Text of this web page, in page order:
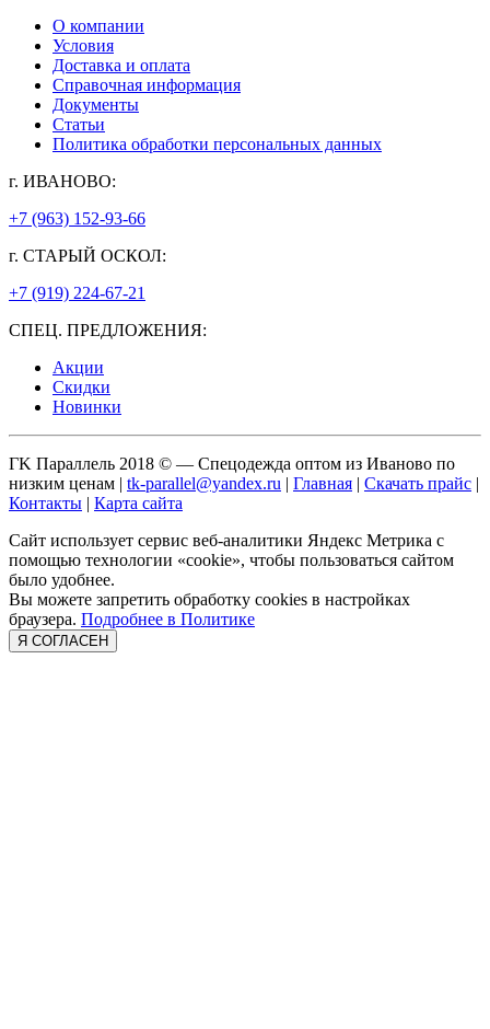
О компании
Условия
Доставка и оплата
Справочная информация
Документы
Статьи
Политика обработки персональных данных
г. ИВАНОВО:
+7 (963) 152-93-66
г. СТАРЫЙ ОСКОЛ:
+7 (919) 224-67-21
СПЕЦ. ПРЕДЛОЖЕНИЯ:
Акции
Скидки
Новинки
ГK Параллель 2018 © — Спецодежда оптом из Иваново по
низким ценам | tk-parallel@yandex.ru | Главная | Скачать прайс |
Контакты | Карта сайта
Сайт использует сервис веб-аналитики Яндекс Метрика с
помощью технологии «cookie», чтобы пользоваться сайтом
было удобнее.
Вы можете запретить обработку cookies в настройках
браузера. Подробнее в Политике
Я СОГЛАСЕН